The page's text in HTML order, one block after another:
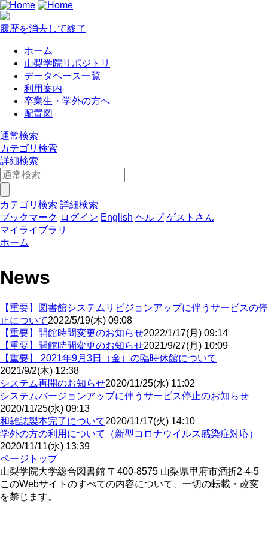
履歴を消去して終了
ホーム
山梨学院リポジトリ
データベース一覧
利用案内
卒業生・学外の方へ
配置図
通常検索
カテゴリ検索
詳細検索
カテゴリ検索 詳細検索
ブックマーク ログイン English ヘルプ ゲストさん
マイライブラリ
ホーム
News
【重要】図書館システムリビジョンアップに伴うサービスの停
止について2022/5/19(木) 09:08
【重要】開館時間変更のお知らせ2022/1/17(月) 09:14
【重要】開館時間変更のお知らせ2021/9/27(月) 10:09
【重要】 2021年9月3日（金）の臨時休館について
2021/9/2(木) 12:38
システム再開のお知らせ2020/11/25(水) 11:02
システムバージョンアップに伴うサービス停止のお知らせ
2020/11/25(水) 09:13
和雑誌製本完了について2020/11/17(火) 14:10
学外の方の利用について（新型コロナウイルス感染症対応）
2020/11/11(水) 13:39
ページトップ
山梨学院大学総合図書館 〒400-8575 山梨県甲府市酒折2-4-5
このWebサイトのすべての内容について、一切の転載・改変
を禁じます。